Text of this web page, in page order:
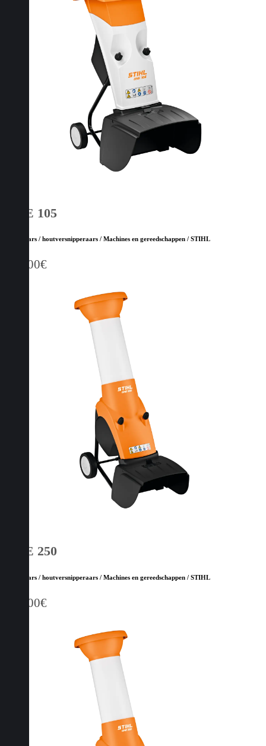
GHE 105
Hakselaars / houtversnipperaars / Machines en gereedschappen / STIHL
449,00€
GHE 250
Hakselaars / houtversnipperaars / Machines en gereedschappen / STIHL
649,00€